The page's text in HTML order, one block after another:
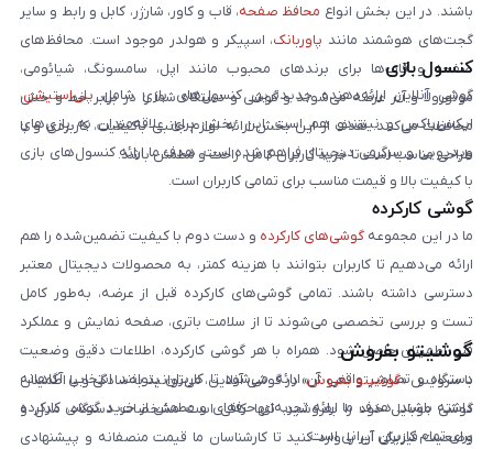
باشند. در این بخش انواع محافظ صفحه، قاب و کاور، شارژر، کابل و رابط و سایر
گجت‌های هوشمند مانند پاوربانک، اسپیکر و هولدر موجود است. محافظ‌های
صفحه و قاب‌ها برای برندهای محبوب مانند اپل، سامسونگ، شیائومی،
موتورولا و آنر عرضه می‌شوند و گوشی و دستگاه شما را در برابر خط و خش
محافظت می‌کنند. هدف از این بخش ارائه لوازم جانبی باکیفیت، کاربردی و با
طراحی مناسب است تا خرید کاربران کامل، راحت و مطمئن باشد.
کنسول بازی
گوشی آنلاین ارائه‌دهنده جدیدترین کنسول‌های بازی شامل پلی‌استیشن،
ایکس‌باکس و نینتندو هم است. این بخش برای علاقه‌مندان به بازی‌های
ویدیویی و سرگرمی دیجیتال فراهم شده است. هدف ما ارائه کنسول‌های بازی
با کیفیت بالا و قیمت مناسب برای تمامی کاربران است.
گوشی کارکرده
ما در این مجموعه گوشی‌های کارکرده و دست دوم با کیفیت تضمین‌شده را هم
ارائه می‌دهیم تا کاربران بتوانند با هزینه کمتر، به محصولات دیجیتال معتبر
دسترسی داشته باشند. تمامی گوشی‌های کارکرده قبل از عرضه، به‌طور کامل
تست و بررسی تخصصی می‌شوند تا از سلامت باتری، صفحه نمایش و عملکرد
فنی اطمینان حاصل شود. همراه با هر گوشی کارکرده، اطلاعات دقیق وضعیت
دستگاه و تصاویر واقعی آن ارائه می‌شود تا کاربران بتوانند انتخابی آگاهانه
داشته باشند. هدف ما ارائه تجربه‌ای حرفه‌ای و مطمئن از خرید گوشی کارکرده
برای تمام کاربران ایرانی است.
گوشیتو بفروش
با سرویس «گوشیتو بفروش» در گوشی آنلاین، می‌توانید به‌سادگی و با اطمینان
گوشی موبایل خود را بفروشید. تنها کافی است مشخصات دستگاه، مدل و
وضعیت فیزیکی آن را وارد کنید تا کارشناسان ما قیمت منصفانه و پیشنهادی